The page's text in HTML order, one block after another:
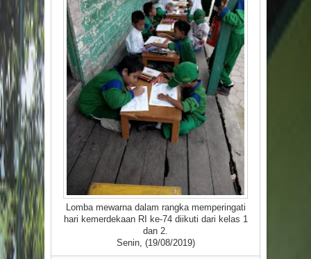
Lomba mewarna dalam rangka memperingati
hari kemerdekaan RI ke-74 diikuti dari kelas 1
dan 2.
Senin, (19/08/2019)